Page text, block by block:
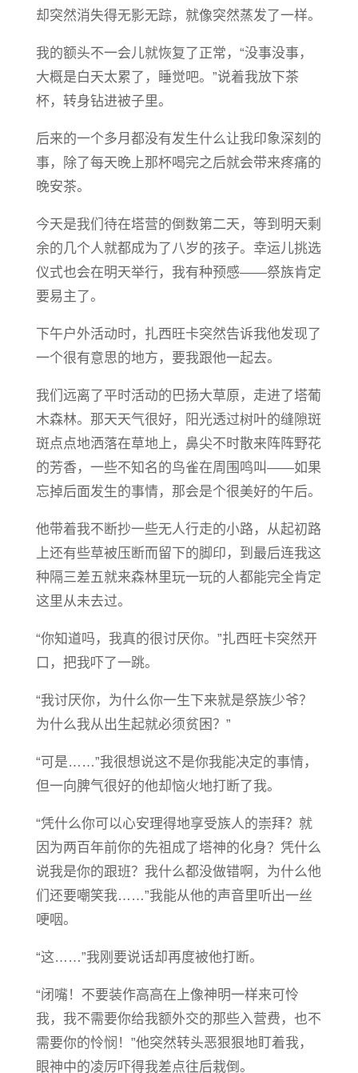
却突然消失得无影无踪，就像突然蒸发了一样。
我的额头不一会儿就恢复了正常，“没事没事，
大概是白天太累了，睡觉吧。”说着我放下茶
杯，转身钻进被子里。
后来的一个多月都没有发生什么让我印象深刻的
事，除了每天晚上那杯喝完之后就会带来疼痛的
晚安茶。
今天是我们待在塔营的倒数第二天，等到明天剩
余的几个人就都成为了八岁的孩子。幸运儿挑选
仪式也会在明天举行，我有种预感——祭族肯定
要易主了。
下午户外活动时，扎西旺卡突然告诉我他发现了
一个很有意思的地方，要我跟他一起去。
我们远离了平时活动的巴扬大草原，走进了塔葡
木森林。那天天气很好，阳光透过树叶的缝隙斑
斑点点地洒落在草地上，鼻尖不时散来阵阵野花
的芳香，一些不知名的鸟雀在周围鸣叫——如果
忘掉后面发生的事情，那会是个很美好的午后。
他带着我不断抄一些无人行走的小路，从起初路
上还有些草被压断而留下的脚印，到最后连我这
种隔三差五就来森林里玩一玩的人都能完全肯定
这里从未去过。
“你知道吗，我真的很讨厌你。”扎西旺卡突然开
口，把我吓了一跳。
“我讨厌你，为什么你一生下来就是祭族少爷？
为什么我从出生起就必须贫困？”
“可是……”我很想说这不是你我能决定的事情，
但一向脾气很好的他却恼火地打断了我。
“凭什么你可以心安理得地享受族人的崇拜？就
因为两百年前你的先祖成了塔神的化身？凭什么
说我是你的跟班？我什么都没做错啊，为什么他
们还要嘲笑我……”我能从他的声音里听出一丝
哽咽。
“这……”我刚要说话却再度被他打断。
“闭嘴！不要装作高高在上像神明一样来可怜
我，我不需要你给我额外交的那些入营费，也不
需要你的怜悯！”他突然转头恶狠狠地盯着我，
眼神中的凌厉吓得我差点往后栽倒。